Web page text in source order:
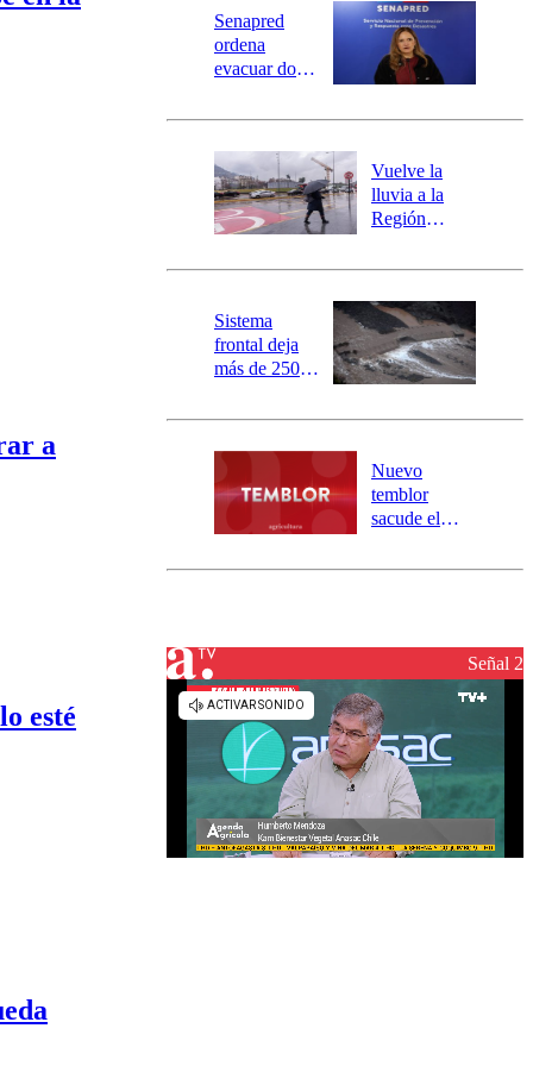
Universidad de Chile
Sustentabilidad
a
esté
Senapred
ordena
evacuar dos
Carahue por
río Damas:
activa
mensajería
SAE
Vuelve la
lluvia a la
Región
este es el
la DMC para
este viernes
Sistema
frontal deja
más de 250
y 317
aisladas entre
Valparaíso y
Los Ríos
Nuevo
temblor
sacude el
revisa la
Señal 2